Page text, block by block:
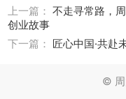
上一篇： 不走寻常路，
创业故事
下一篇： 匠心中国·共赴
© 周